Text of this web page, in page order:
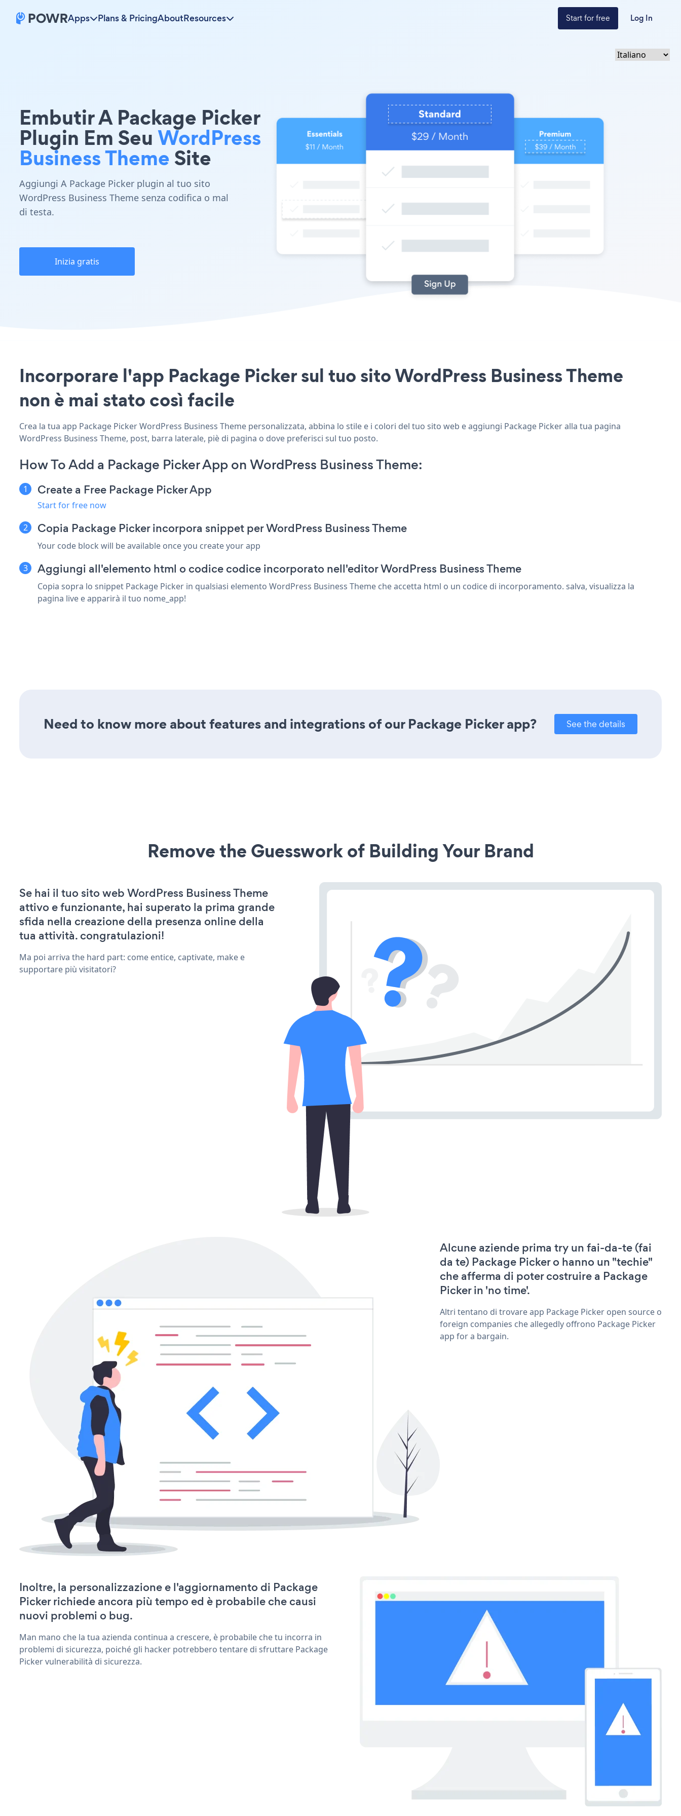
Apps Plans & PricingAboutResources Start for free Log In
Embutir A Package Picker
Plugin Em SeuWordPress
Business ThemeSite
Aggiungi A Package Picker plugin al tuo sito
WordPress Business Theme senza codifica o mal
di testa.
Inizia gratis
Incorporare l'app Package Picker sul tuo sito WordPress Business Theme
non è mai stato così facile
Crea la tua app Package Picker WordPress Business Theme personalizzata, abbina lo stile e i colori del tuo sito web e aggiungi Package Picker alla tua pagina
WordPress Business Theme, post, barra laterale, piè di pagina o dove preferisci sul tuo posto.
How To Add a Package Picker App on WordPress Business Theme:
Create a Free Package Picker App
Start for free now
Copia Package Picker incorpora snippet per WordPress Business Theme
Your code block will be available once you create your app
Aggiungi all'elemento html o codice codice incorporato nell'editor WordPress Business Theme
Copia sopra lo snippet Package Picker in qualsiasi elemento WordPress Business Theme che accetta html o un codice di incorporamento. salva, visualizza la
pagina live e apparirà il tuo nome_app!
Need to know more about features and integrations of our Package Picker app? See the details
Remove the Guesswork of Building Your Brand
Se hai il tuo sito web WordPress Business Theme
attivo e funzionante, hai superato la prima grande
sfida nella creazione della presenza online della
tua attività. congratulazioni!
Ma poi arriva the hard part: come entice, captivate, make e
supportare più visitatori?
Alcune aziende prima try un fai-da-te (fai
da te) Package Picker o hanno un "techie"
che afferma di poter costruire a Package
Picker in 'no time'.
Altri tentano di trovare app Package Picker open source o
foreign companies che allegedly offrono Package Picker
app for a bargain.
Inoltre, la personalizzazione e l'aggiornamento di Package
Picker richiede ancora più tempo ed è probabile che causi
nuovi problemi o bug.
Man mano che la tua azienda continua a crescere, è probabile che tu incorra in
problemi di sicurezza, poiché gli hacker potrebbero tentare di sfruttare Package
Picker vulnerabilità di sicurezza.